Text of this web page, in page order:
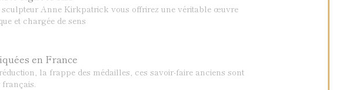
Anne Kirkpatrick vous offrirez une véritable œuvre
et chargée de sens
en France
la frappe des médailles, ces savoir-faire anciens sont
français.